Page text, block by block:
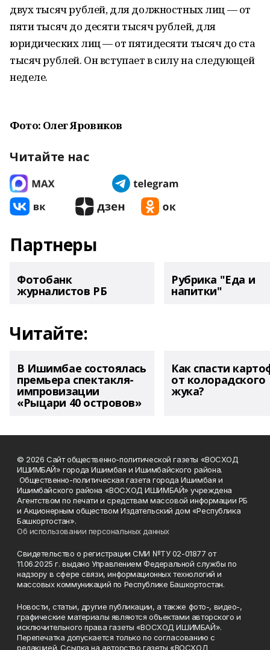
двух тысяч рублей, для должностных лиц — от
пяти тысяч до десяти тысяч рублей, для
юридических лиц — от пятидесяти тысяч до ста
тысяч рублей. Он вступает в силу на следующей
неделе.
Фото: Олег Яровиков
Читайте нас
Партнеры
Фотобанк
журналистов РБ
Рубрика "Еда и
напитки"
Читайте:
В Ишимбае состоялась
премьера спектакля-
импровизации
«Рыцари 40 островов»
Как спасти
от колорадского
жука?
© 2026 Сайт общественно-политической газеты «ВОСХОД
ИШИМБАЙ» города Ишимбая и Ишимбайского района.
Общественно-политическая газета города Ишимбая и
Ишимбайского района «ВОСХОД ИШИМБАЙ» учреждена
Агентством по печати и средствам массовой информации РБ
и Акционерным обществом Издательский дом «Республика
Башкортостан».
Об использовании персональных данных
Свидетельство о регистрации СМИ №ТУ 02-01877 от
11.06.2025 г. выдано Управлением Федеральной службы по
надзору в сфере связи, информационных технологий и
массовых коммуникаций по Республике Башкортостан.
Новости, статьи, другие публикации, а также фото-, видео-,
графические материалы являются объектами авторского и
исключительного права газеты «ВОСХОД ИШИМБАЙ».
Перепечатка допускается только по согласованию с
редакцией. Ссылка на авторство газеты «ВОСХОД